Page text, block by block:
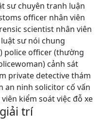
sư chuyên tranh luận
officer nhân viên
scientist nhân viên
sư nói chung
police officer (thường
cảnh sát
private detective thám
an ninh solicitor cố vấn
kiểm soát việc đỗ xe
trí